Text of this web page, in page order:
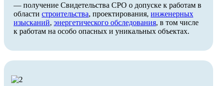
— получение Свидетельства СРО о допуске к работам в
области строительства, проектирования, инженерных
изысканий, энергетического обследования, в том числе
к работам на особо опасных и уникальных объектах.